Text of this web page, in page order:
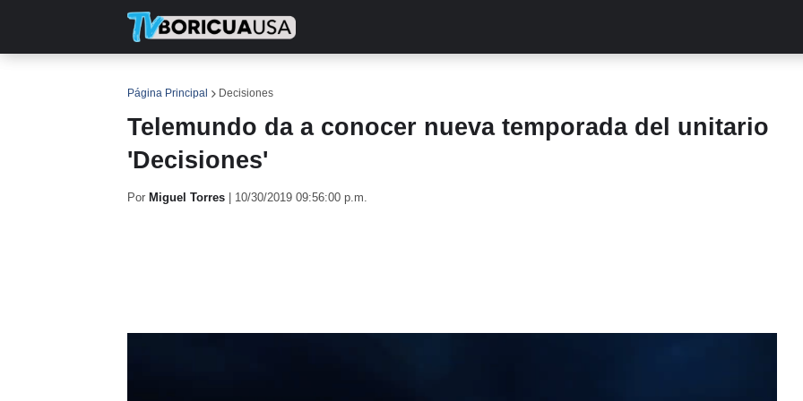
Página Principal Decisiones
Telemundo da a conocer nueva temporada del unitario
'Decisiones'
Por Miguel Torres 10/30/2019 09:56:00 p.m.